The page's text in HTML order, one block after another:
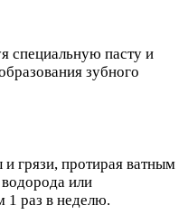
специальную пасту и
зубного
грязи, протирая ватным
или
1 раз в неделю.